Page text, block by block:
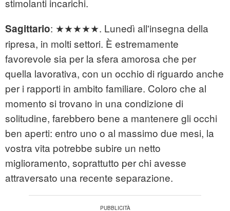
stimolanti incarichi.
Sagittario: ★★★★★. Lunedì all'insegna della
ripresa, in molti settori. È estremamente
favorevole sia per la sfera amorosa che per
quella lavorativa, con un occhio di riguardo anche
per i rapporti in ambito familiare. Coloro che al
momento si trovano in una condizione di
solitudine, farebbero bene a mantenere gli occhi
ben aperti: entro uno o al massimo due mesi, la
vostra vita potrebbe subire un netto
miglioramento, soprattutto per chi avesse
attraversato una recente separazione.